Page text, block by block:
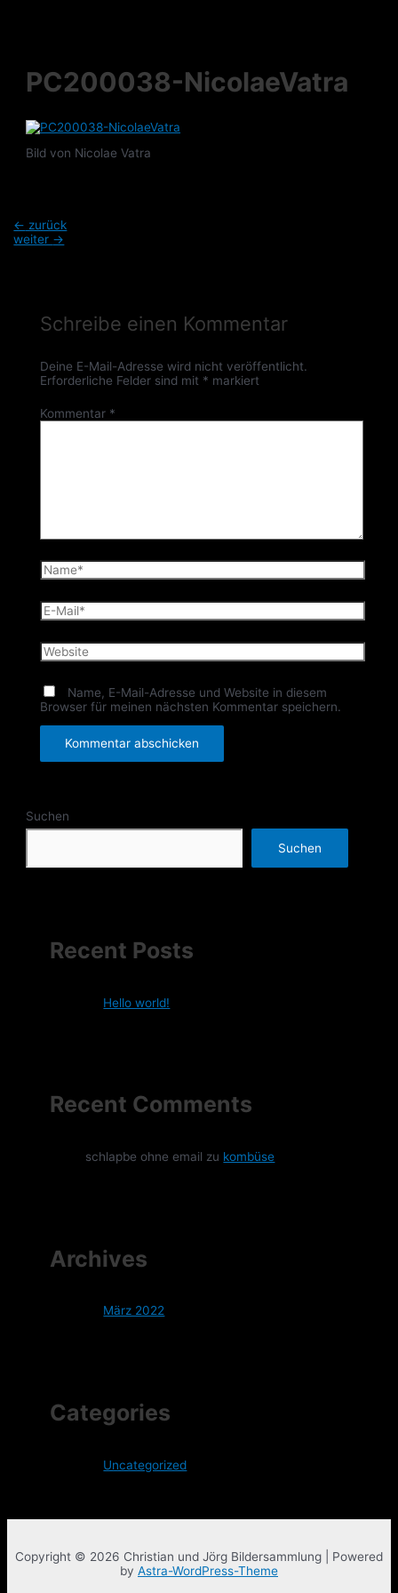
PC200038-NicolaeVatra
Bild von Nicolae Vatra
Beitragsnavigation
← zurück
weiter →
Schreibe einen Kommentar
Deine E-Mail-Adresse wird nicht veröffentlicht.
Erforderliche Felder sind mit * markiert
Kommentar *
Name*
E-
Mail*
Website
Name, E-Mail-Adresse und Website in diesem
Browser für meinen nächsten Kommentar speichern.
Suchen
Suchen
Recent Posts
Hello world!
Recent Comments
schlapbe ohne email zu kombüse
Archives
März 2022
Categories
Uncategorized
Copyright © 2026 Christian und Jörg Bildersammlung | Powered
by Astra-WordPress-Theme